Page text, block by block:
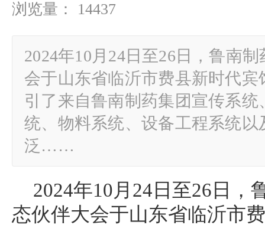
浏览量： 14437
2024年10月24日至26日，鲁南
会于山东省临沂市费县新时代
引了来自鲁南制药集团宣传系
统、物料系统、设备工程系统
泛……
2024年10月24日至26日，
态伙伴大会于山东省临沂市